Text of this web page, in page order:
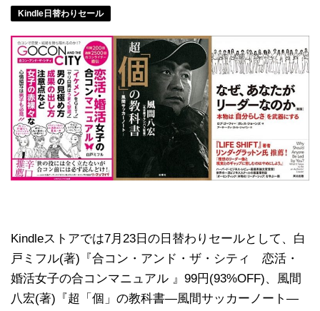
Kindle日替わりセール
Kindleストアでは7月23日の日替わりセールとして、白
戸ミフル(著)『合コン・アンド・ザ・シティ 恋活・
婚活女子の合コンマニュアル 』99円(93%OFF)、風間
八宏(著)『超「個」の教科書―風間サッカーノート―